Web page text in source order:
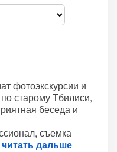
фотоэкскурсии и
старому Тбилиси,
беседа и
съемка
читать дальше